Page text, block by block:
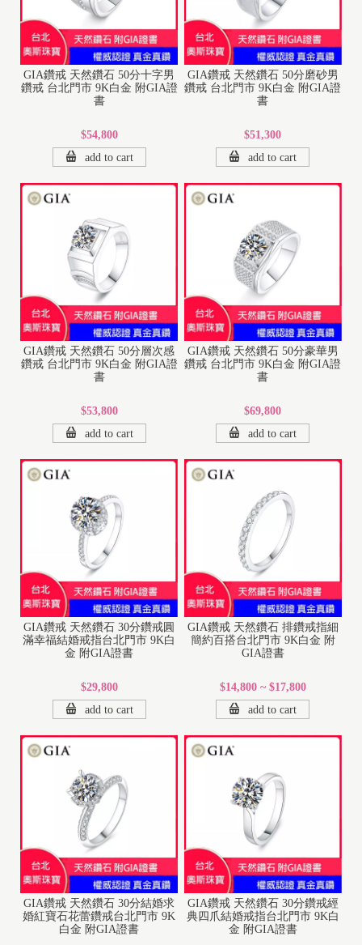
GIA鑽戒 天然鑽石 50分十字男
鑽戒 台北門市 9K白金 附GIA證
書
$54,800
add to cart
GIA鑽戒 天然鑽石 50分磨砂男
鑽戒 台北門市 9K白金 附GIA證
書
$51,300
add to cart
GIA鑽戒 天然鑽石 50分層次感
鑽戒 台北門市 9K白金 附GIA證
書
$53,800
add to cart
GIA鑽戒 天然鑽石 50分豪華男
鑽戒 台北門市 9K白金 附GIA證
書
$69,800
add to cart
GIA鑽戒 天然鑽石 30分鑽戒圓
滿幸福結婚戒指台北門市 9K白
金 附GIA證書
$29,800
add to cart
GIA鑽戒 天然鑽石 排鑽戒指細
簡約百搭台北門市 9K白金 附
GIA證書
$14,800 ~ $17,800
add to cart
GIA鑽戒 天然鑽石 30分結婚求
婚紅寶石花蕾鑽戒台北門市 9K
白金 附GIA證書
GIA鑽戒 天然鑽石 30分鑽戒經
典四爪結婚戒指台北門市 9K白
金 附GIA證書